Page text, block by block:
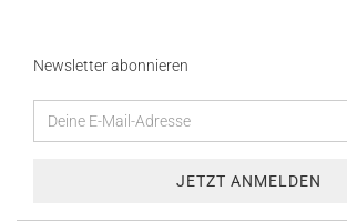
Newsletter abonnieren